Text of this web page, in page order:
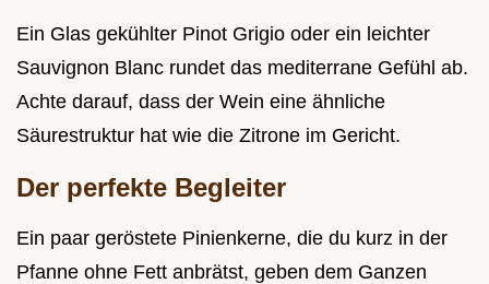
Ein Glas gekühlter Pinot Grigio oder ein leichter
Sauvignon Blanc rundet das mediterrane Gefühl ab.
Achte darauf, dass der Wein eine ähnliche
Säurestruktur hat wie die Zitrone im Gericht.
Der perfekte Begleiter
Ein paar geröstete Pinienkerne, die du kurz in der
Pfanne ohne Fett anbrätst, geben dem Ganzen